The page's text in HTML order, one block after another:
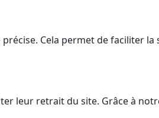
Cela permet de faciliter
leur retrait du site. Grâce à